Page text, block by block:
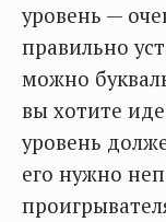
уровень —
правильно
можно
вы хотите
уровень
его нужно